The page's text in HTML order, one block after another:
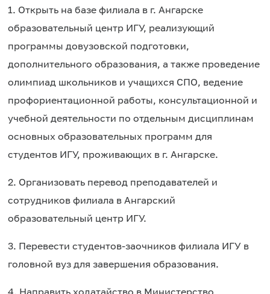
1. Открыть на базе филиала в г. Ангарске
образовательный центр ИГУ, реализующий
программы довузовской подготовки,
дополнительного образования, а также проведение
олимпиад школьников и учащихся СПО, ведение
профориентационной работы, консультационной и
учебной деятельности по отдельным дисциплинам
основных образовательных программ для
студентов ИГУ, проживающих в г. Ангарске.
2. Организовать перевод преподавателей и
сотрудников филиала в Ангарский
образовательный центр ИГУ.
3. Перевести студентов-заочников филиала ИГУ в
головной вуз для завершения образования.